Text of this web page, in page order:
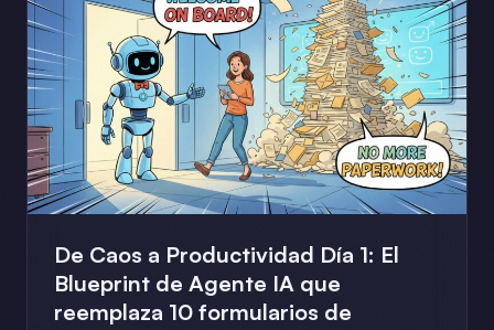
De Caos a Productividad Día 1: El
Blueprint de Agente IA que
reemplaza 10 formularios de